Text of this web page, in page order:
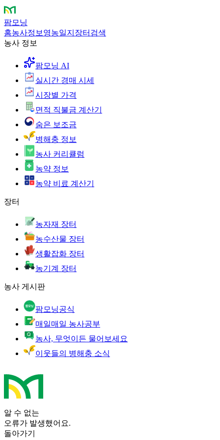
팜모닝
홈농사정보 영농일지 장터 검색
농사 정보
팜모닝 AI
실시간 경매 시세
시장별 가격
면적 직불금 계산기
숨은 보조금
병해충 정보
농사 커리큘럼
농약 정보
농약 비료 계산기
장터
농자재 장터
농수산물 장터
생활잡화 장터
농기계 장터
농사 게시판
팜모닝공식
매일매일 농사공부
농사, 무엇이든 물어보세요
이웃들의 병해충 소식
알 수 없는
오류가 발생했어요.
돌아가기